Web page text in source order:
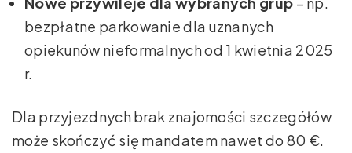
bezpłatne parkowanie dla uznanych
opiekunów nieformalnych od 1 kwietnia 2025
r.
Dla przyjezdnych brak znajomości szczegółów
może skończyć się mandatem nawet do 80 €.